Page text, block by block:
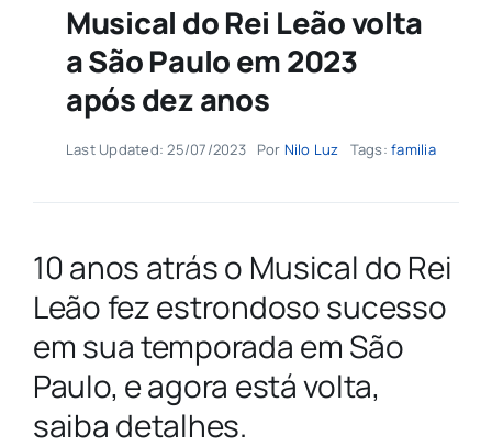
Musical do Rei Leão volta
a São Paulo em 2023
após dez anos
Last Updated: 25/07/2023 Por Nilo Luz Tags:familia
10 anos atrás o Musical do Rei
Leão fez estrondoso sucesso
em sua temporada em São
Paulo, e agora está volta,
saiba detalhes.